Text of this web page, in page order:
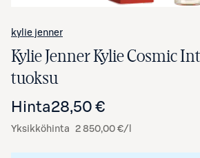
kylie jenner
Kylie Jenner Kylie Cosmic
tuoksu
Hinta28,50 €
Yksikköhinta 2 850,00 €/l